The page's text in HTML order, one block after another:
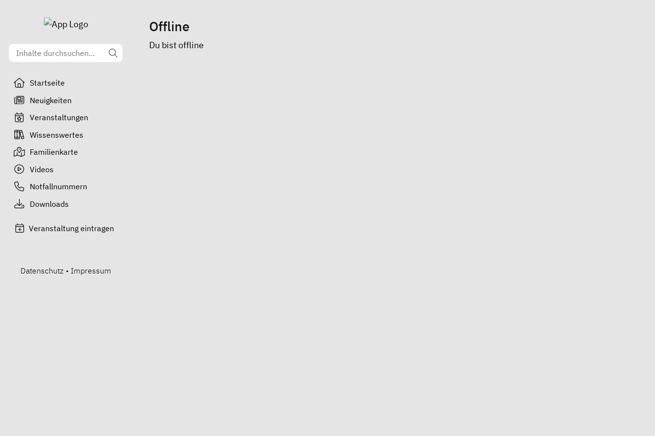
Startseite
Neuigkeiten
Veranstaltungen
Wissenswertes
Familienkarte
Videos
Notfallnummern
Downloads
Veranstaltung eintragen
Datenschutz • Impressum
Offline
Du bist offline